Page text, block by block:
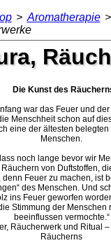
> Aromatherapie >
Die Kunst des
war das Feuer und
Menschheit schon auf
eine der ältesten
Menschen.
noch lange bevor wir
von Duftstoffen,
denn Feuer zu machen, ist
des Menschen. Und
ins Feuer geworfen
Stimmung der Menschen
beeinflussen vermochte.“
Räucherwerk und Ritual
Räucherns